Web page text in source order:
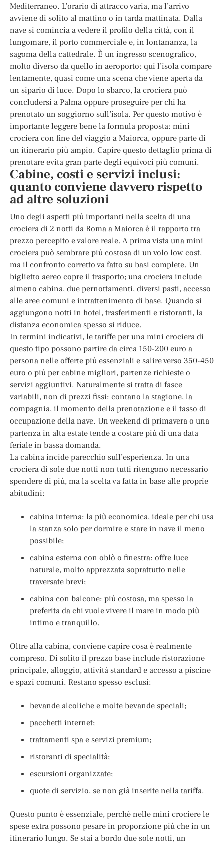
Mediterraneo. L’orario di attracco varia, ma l’arrivo
avviene di solito al mattino o in tarda mattinata. Dalla
nave si comincia a vedere il profilo della città, con il
lungomare, il porto commerciale e, in lontananza, la
sagoma della cattedrale. È un ingresso scenografico,
molto diverso da quello in aeroporto: qui l’isola compare
lentamente, quasi come una scena che viene aperta da
un sipario di luce. Dopo lo sbarco, la crociera può
concludersi a Palma oppure proseguire per chi ha
prenotato un soggiorno sull’isola. Per questo motivo è
importante leggere bene la formula proposta: mini
crociera con fine del viaggio a Maiorca, oppure parte di
un itinerario più ampio. Capire questo dettaglio prima di
prenotare evita gran parte degli equivoci più comuni.
Cabine, costi e servizi inclusi:
quanto conviene davvero rispetto
ad altre soluzioni
Uno degli aspetti più importanti nella scelta di una
crociera di 2 notti da Roma a Maiorca è il rapporto tra
prezzo percepito e valore reale. A prima vista una mini
crociera può sembrare più costosa di un volo low cost,
ma il confronto corretto va fatto su basi complete. Un
biglietto aereo copre il trasporto; una crociera include
almeno cabina, due pernottamenti, diversi pasti, accesso
alle aree comuni e intrattenimento di base. Quando si
aggiungono notti in hotel, trasferimenti e ristoranti, la
distanza economica spesso si riduce.
In termini indicativi, le tariffe per una mini crociera di
questo tipo possono partire da circa 150-200 euro a
persona nelle offerte più essenziali e salire verso 350-450
euro o più per cabine migliori, partenze richieste o
servizi aggiuntivi. Naturalmente si tratta di fasce
variabili, non di prezzi fissi: contano la stagione, la
compagnia, il momento della prenotazione e il tasso di
occupazione della nave. Un weekend di primavera o una
partenza in alta estate tende a costare più di una data
feriale in bassa domanda.
La cabina incide parecchio sull’esperienza. In una
crociera di sole due notti non tutti ritengono necessario
spendere di più, ma la scelta va fatta in base alle proprie
abitudini:
cabina interna: la più economica, ideale per chi usa
la stanza solo per dormire e stare in nave il meno
possibile;
cabina esterna con oblò o finestra: offre luce
naturale, molto apprezzata soprattutto nelle
traversate brevi;
cabina con balcone: più costosa, ma spesso la
preferita da chi vuole vivere il mare in modo più
intimo e tranquillo.
Oltre alla cabina, conviene capire cosa è realmente
compreso. Di solito il prezzo base include ristorazione
principale, alloggio, attività standard e accesso a piscine
e spazi comuni. Restano spesso esclusi:
bevande alcoliche e molte bevande speciali;
pacchetti internet;
trattamenti spa e servizi premium;
ristoranti di specialità;
escursioni organizzate;
quote di servizio, se non già inserite nella tariffa.
Questo punto è essenziale, perché nelle mini crociere le
spese extra possono pesare in proporzione più che in un
itinerario lungo. Se stai a bordo due sole notti, un